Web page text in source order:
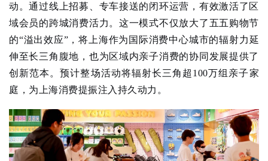
动。通过线上招募、专车接送的闭环运营，有效激活了区
域会员的跨城消费活力。这一模式不仅放大了五五购物节
的“溢出效应”，将上海作为国际消费中心城市的辐射力延
伸至长三角腹地，也为区域内亲子消费的协同发展提供了
创新范本。预计整场活动将辐射长三角超100万组亲子家
庭，为上海消费提振注入持久动力。